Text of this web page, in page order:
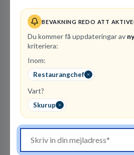
BEVAKNING REDO ATT
Du kommer få uppdateringar av
kriteriera:
Inom:
Restaurangchef
Vart?
Skurup
ENERGI
161
Hos oss på Vattenfall får du
stegen som driver dig och
En av våra främsta
effektiva och förnybara
en hållbar framtid. För att
fler medarbetare som vill göra
Besök profil